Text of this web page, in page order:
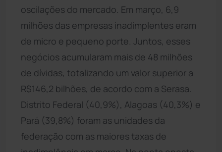
oscilações do mercado. Em março, 6,9
milhões das empresas inadimplentes eram
de micro e pequeno porte. Juntos, esses
negócios acumularam mais de 48 milhões
de dívidas, totalizando um valor superior a
R$146,2 bilhões, de acordo com a Serasa.
Distrito Federal (40,9%), Alagoas (40,3%) e
Pará (39,8%) foram as unidades da
federação com as maiores taxas de